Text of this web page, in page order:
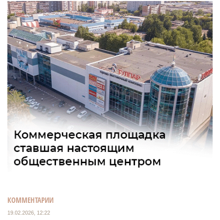
КОММЕНТАРИИ
19.02.2026, 12:22